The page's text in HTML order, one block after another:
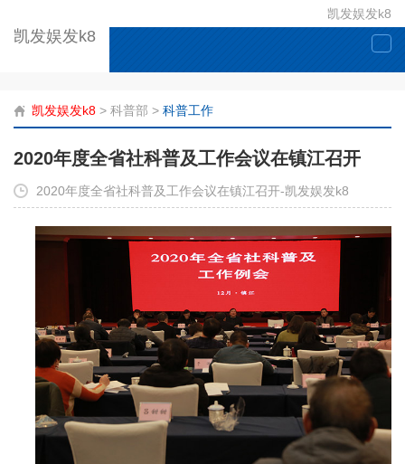
凯发娱发k8
凯发娱发k8
凯发娱发k8 > 科普部 > 科普工作
2020年度全省社科普及工作会议在镇江召开
2020年度全省社科普及工作会议在镇江召开-凯发娱发k8